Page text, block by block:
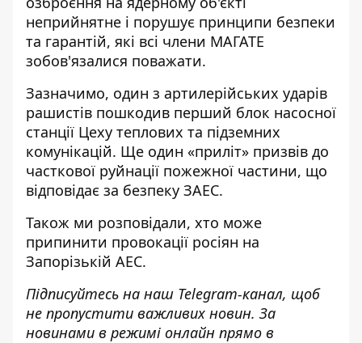
неприйнятне і порушує принципи безпеки
та гарантій, які всі члени МАГАТЕ
зобов'язалися поважати.
Зазначимо, один з артилерійських ударів
рашистів пошкодив перший блок насосної
станції Цеху теплових та підземних
комунікацій. Ще один «приліт» призвів до
часткової руйнації пожежної частини, що
відповідає за безпеку ЗАЕС.
Також ми розповідали, хто може
припинити провокації росіян на
Запорізькій АЕС.
Підписуйтесь на наш Telegram-канал, щоб
не пропустити важливих новин. За
новинами в режимі онлайн прямо в